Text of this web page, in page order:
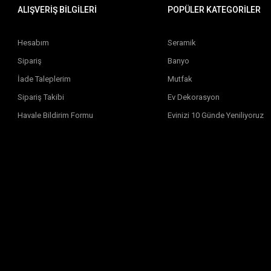
ALIŞVERİŞ BİLGİLERİ
Hesabım
Sipariş
İade Taleplerim
Sipariş Takibi
Havale Bildirim Formu
POPÜLER KATEGORİLER
Seramik
Banyo
Mutfak
Ev Dekorasyon
Evinizi 10 Günde Yeniliyoruz